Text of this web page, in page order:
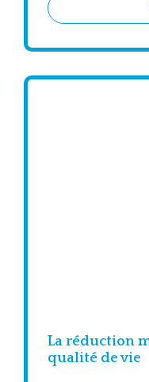
La réduction
qualité de vie